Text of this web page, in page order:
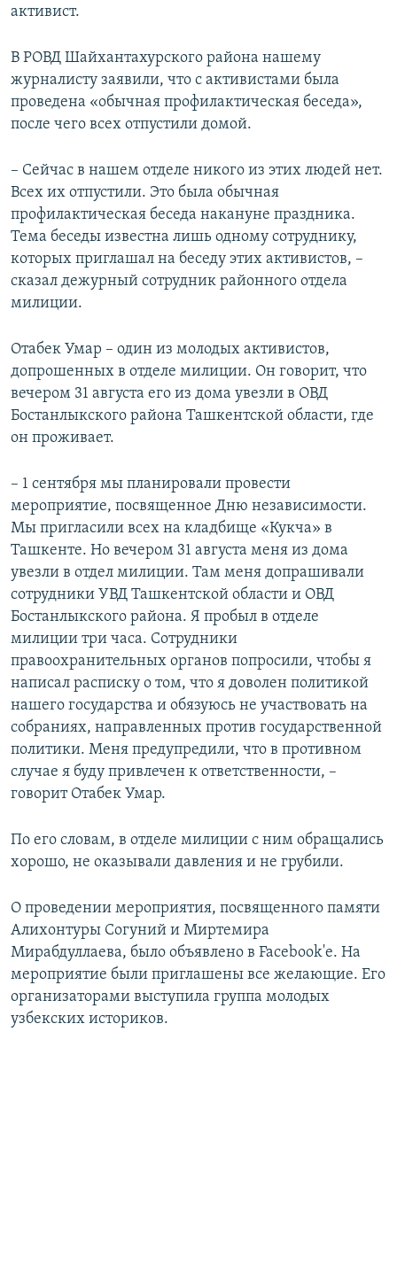
активист.
В РОВД Шайхантахурского района нашему
журналисту заявили, что с активистами была
проведена «обычная профилактическая беседа»,
после чего всех отпустили домой.
– Сейчас в нашем отделе никого из этих людей нет.
Всех их отпустили. Это была обычная
профилактическая беседа накануне праздника.
Тема беседы известна лишь одному сотруднику,
которых приглашал на беседу этих активистов, –
сказал дежурный сотрудник районного отдела
милиции.
Отабек Умар – один из молодых активистов,
допрошенных в отделе милиции. Он говорит, что
вечером 31 августа его из дома увезли в ОВД
Бостанлыкского района Ташкентской области, где
он проживает.
– 1 сентября мы планировали провести
мероприятие, посвященное Дню независимости.
Мы пригласили всех на кладбище «Кукча» в
Ташкенте. Но вечером 31 августа меня из дома
увезли в отдел милиции. Там меня допрашивали
сотрудники УВД Ташкентской области и ОВД
Бостанлыкского района. Я пробыл в отделе
милиции три часа. Сотрудники
правоохранительных органов попросили, чтобы я
написал расписку о том, что я доволен политикой
нашего государства и обязуюсь не участвовать на
собраниях, направленных против государственной
политики. Меня предупредили, что в противном
случае я буду привлечен к ответственности, –
говорит Отабек Умар.
По его словам, в отделе милиции с ним обращались
хорошо, не оказывали давления и не грубили.
О проведении мероприятия, посвященного памяти
Алихонтуры Согуний и Миртемира
Мирабдуллаева, было объявлено в Facebook'е. На
мероприятие были приглашены все желающие. Его
организаторами выступила группа молодых
узбекских историков.